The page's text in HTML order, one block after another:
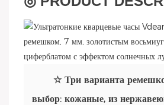
☆ Три варианта
выбор: кожаные, из